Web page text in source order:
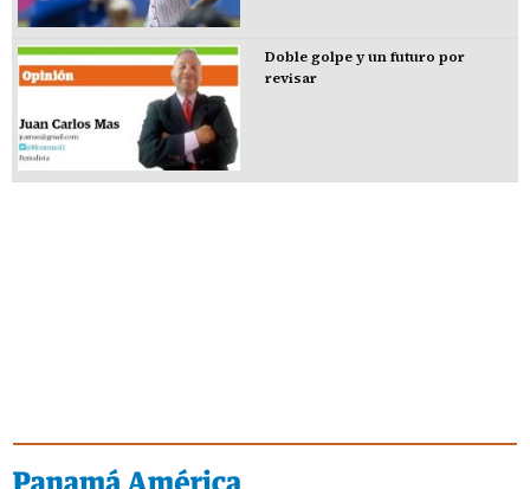
Doble golpe y un futuro por
revisar